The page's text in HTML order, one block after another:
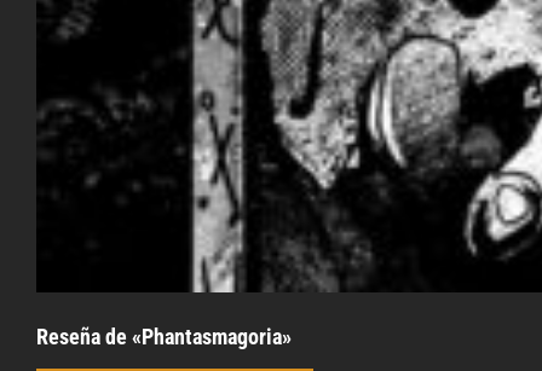
Reseña de «Phantasmagoria»